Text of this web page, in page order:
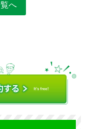
へ